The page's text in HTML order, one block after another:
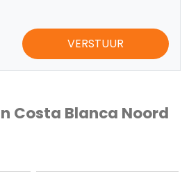
VERSTUUR
Costa Blanca Noord